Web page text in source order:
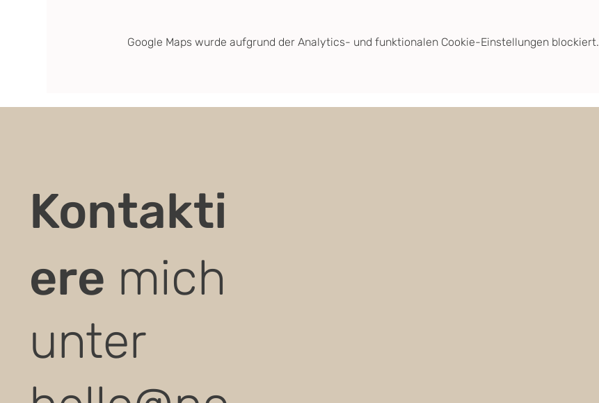
Google Maps wurde aufgrund der Analytics- und funktionalen Cookie-Einstellungen blockiert.
Kontakti
ere mich
unter